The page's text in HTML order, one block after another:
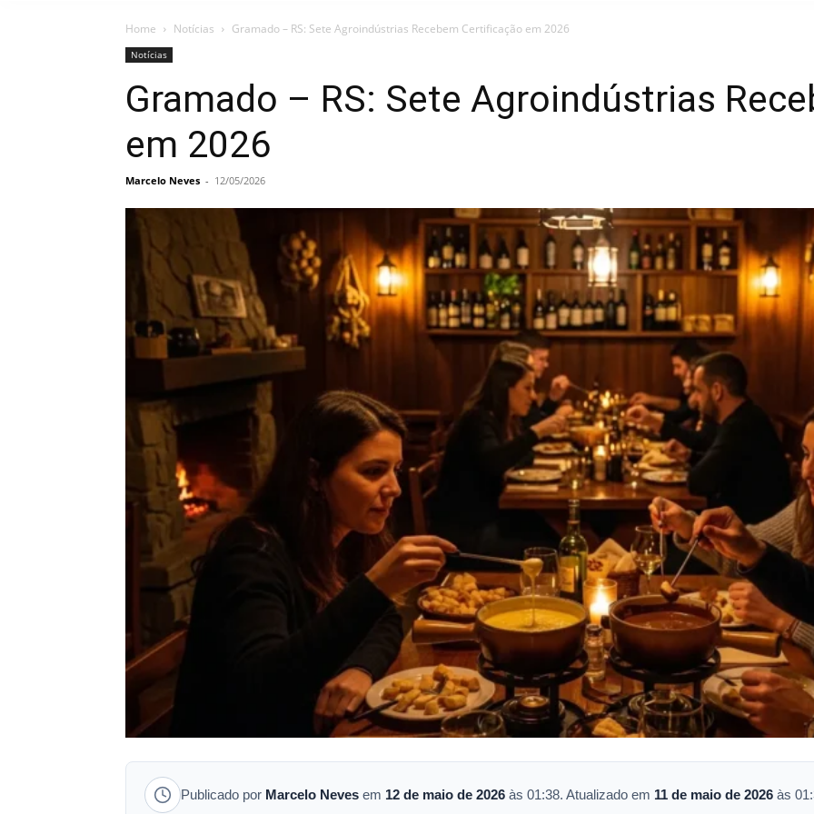
Home Notícias Gramado – RS: Sete Agroindústrias Recebem Certificação em 2026
Notícias
Gramado – RS: Sete Agroindústrias
em 2026
Marcelo Neves - 12/05/2026
Publicado por Marcelo Neves em 12 de maio de 2026 às 01:38. Atualizado em 11 de maio de 2026 às